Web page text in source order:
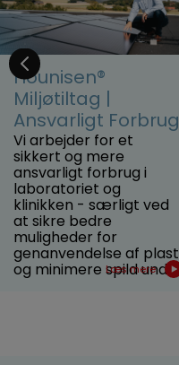
Hounisen®
Miljøtiltag |
Ansvarligt Forbrug
Vi arbejder for et
sikkert og mere
ansvarligt forbrug i
laboratoriet og
klinikken - særligt ved
at sikre bedre
muligheder for
genanvendelse af plast
og minimere spild und...
Læs mere